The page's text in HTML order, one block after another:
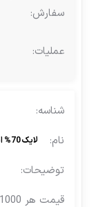
لایک 70% ایرانی پرسرعت و مطمئن [❤سرویس کمی ریزش دارد❤]